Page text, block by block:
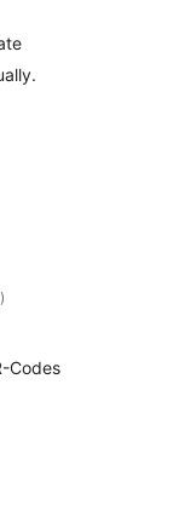
مجموعی
درجہ
)
Codes